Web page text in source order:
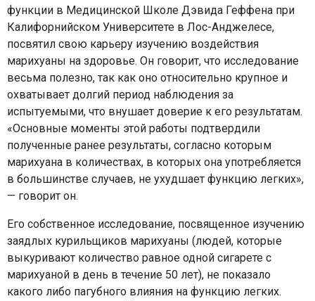
функции в Медицинской Школе Дэвида Геффена при
Калифорнийском Университете в Лос-Анджелесе,
посвятил свою карьеру изучению воздействия
марихуаны на здоровье. Он говорит, что исследование
весьма полезно, так как оно относительно крупное и
охватывает долгий период наблюдения за
испытуемыми, что внушает доверие к его результатам.
«Основные моменты этой работы подтвердили
полученные ранее результаты, согласно которым
марихуана в количествах, в которых она употребляется
в большинстве случаев, не ухудшает функцию легких»,
— говорит он.
Его собственное исследование, посвященное изучению
заядлых курильщиков марихуаны (людей, которые
выкуривают количество равное одной сигарете с
марихуаной в день в течение 50 лет), не показало
какого либо пагубного влияния на функцию легких.